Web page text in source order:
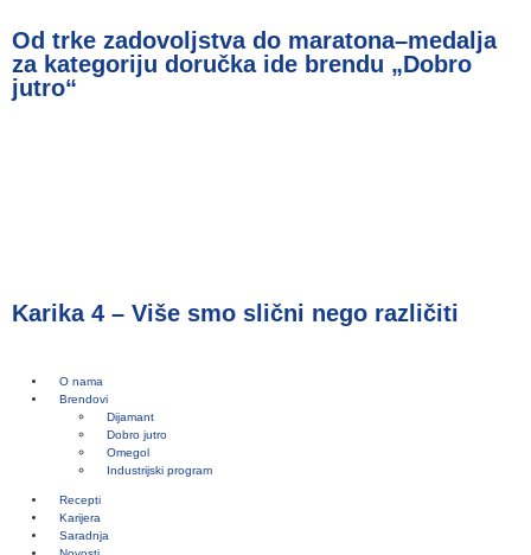
Od trke zadovoljstva do maratona–medalja
za kategoriju doručka ide brendu „Dobro
jutro“
Karika 4 – Više smo slični nego različiti
O nama
Brendovi
Dijamant
Dobro jutro
Omegol
Industrijski program
Recepti
Karijera
Saradnja